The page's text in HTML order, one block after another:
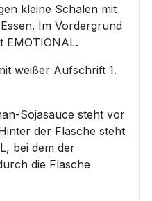
kleine Schalen mit
Im Vordergrund
EMOTIONAL.
weißer Aufschrift 1.
Sojasauce steht vor
der Flasche steht
bei dem der
die Flasche